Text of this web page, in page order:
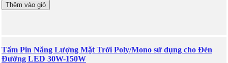
Thêm vào giỏ
Tấm Pin Năng Lượng Mặt Trời Poly/Mono sử dụng cho Đèn
Đường LED 30W-150W